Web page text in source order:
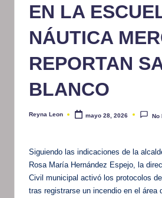
EN LA
NÁUTICA
REPORTAN
BLANCO
Publicado
Reyna Leon mayo 28, 2026 No
Siguiendo las indicaciones de la
Rosa María Hernández Espejo, la
Civil municipal activó los protocolos
tras registrarse un incendio en el área